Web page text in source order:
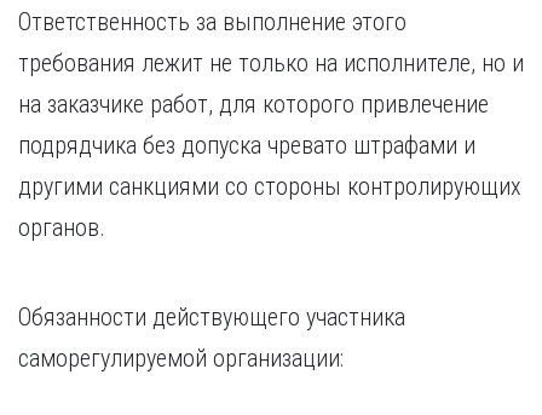
Мурманск
Н
Набережные Челны
Нижний Новгород
Нижний Тагил
Новокузнецк
Я
Ярославль
Ответственность за выполнение этого
требования лежит не только на исполнителе, но и
на заказчике работ, для которого привлечение
подрядчика без допуска чревато штрафами и
другими санкциями со стороны контролирующих
органов.
Обязанности действующего участника
саморегулируемой организации: